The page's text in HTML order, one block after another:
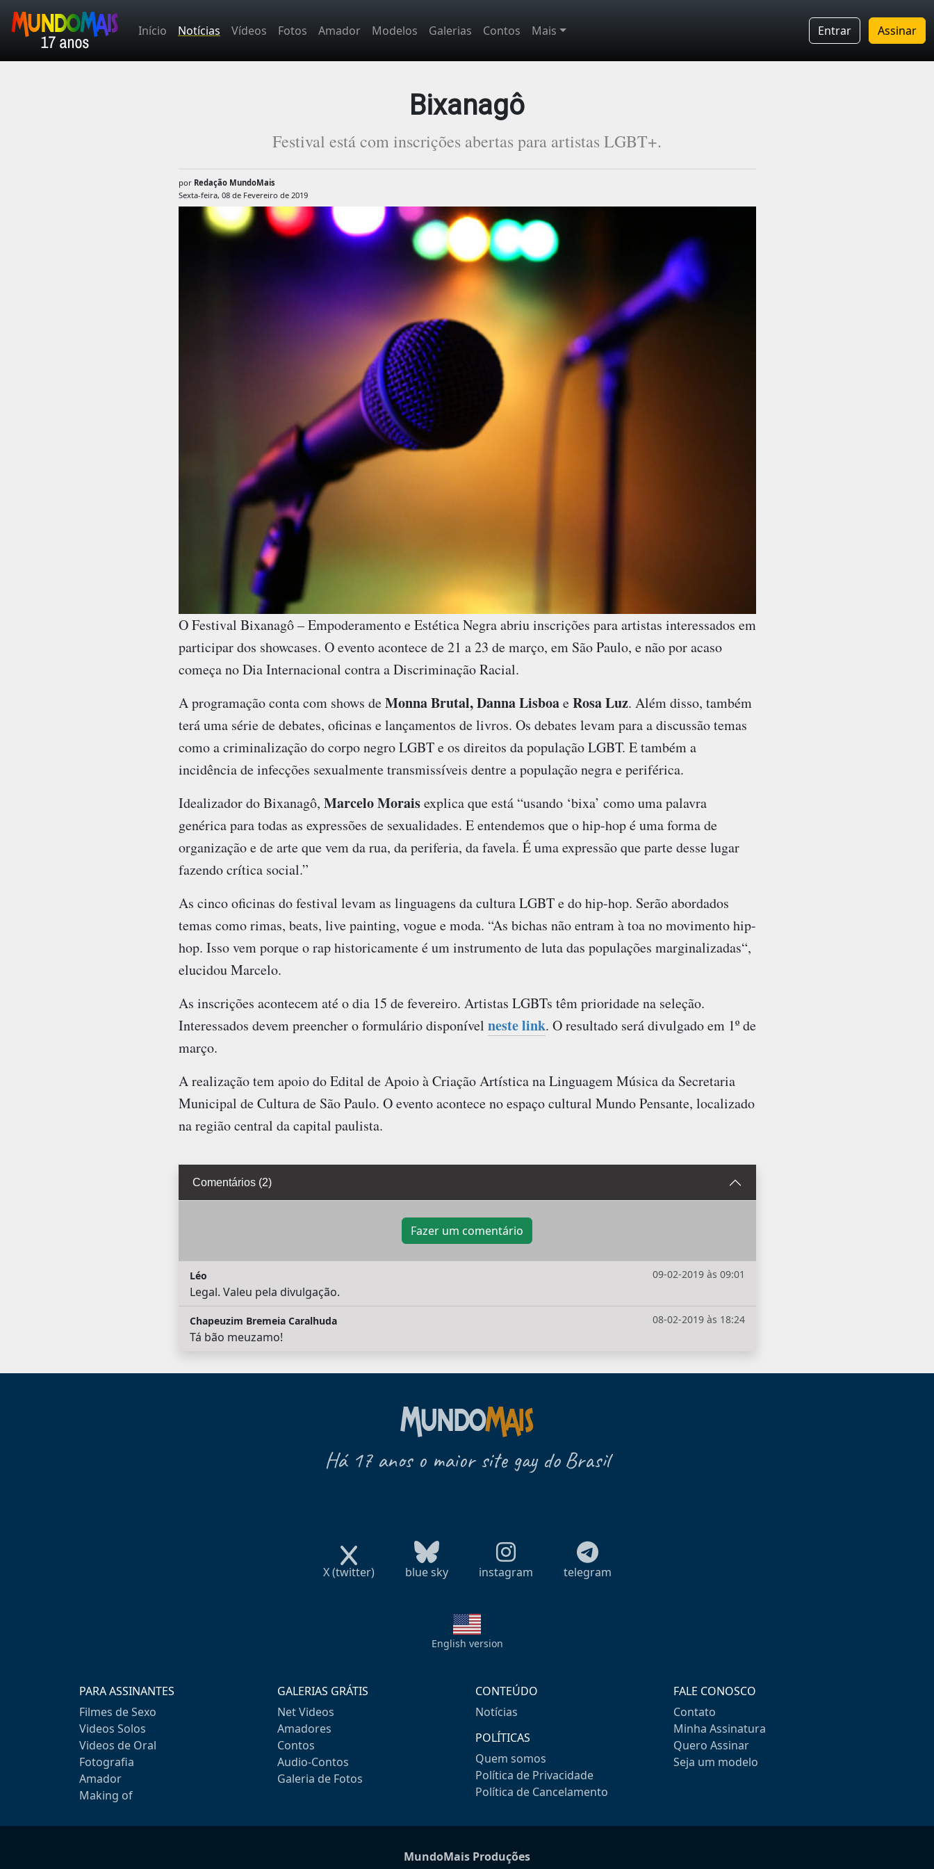
Início Notícias Vídeos Fotos Amador Modelos Galerias Contos Mais Entrar Assinar
Bixanagô
Festival está com inscrições abertas para artistas LGBT+.
por Redação MundoMais
Sexta-feira, 08 de Fevereiro de 2019
O Festival Bixanagô – Empoderamento e Estética Negra abriu inscrições para artistas interessados em
participar dos showcases. O evento acontece de 21 a 23 de março, em São Paulo, e não por acaso
começa no Dia Internacional contra a Discriminação Racial.
A programação conta com shows deMonna Brutal, Danna LisboaeRosa Luz. Além disso, também
terá uma série de debates, oficinas e lançamentos de livros. Os debates levam para a discussão temas
como a criminalização do corpo negro LGBT e os direitos da população LGBT. E também a
incidência de infecções sexualmente transmissíveis dentre a população negra e periférica.
Idealizador do Bixanagô, Marcelo Moraisexplica que está “usando ‘bixa’ como uma palavra
genérica para todas as expressões de sexualidades. E entendemos que o hip-hop é uma forma de
organização e de arte que vem da rua, da periferia, da favela. É uma expressão que parte desse lugar
fazendo crítica social.”
As cinco oficinas do festival levam as linguagens da cultura LGBT e do hip-hop. Serão abordados
temas como rimas, beats, live painting, vogue e moda. “As bichas não entram à toa no movimento hip-
hop. Isso vem porque o rap historicamente é um instrumento de luta das populações marginalizadas“,
elucidou Marcelo.
As inscrições acontecem até o dia 15 de fevereiro. Artistas LGBTs têm prioridade na seleção.
Interessados devem preencher o formulário disponível neste link. O resultado será divulgado em 1º de
março.
A realização tem apoio do Edital de Apoio à Criação Artística na Linguagem Música da Secretaria
Municipal de Cultura de São Paulo. O evento acontece no espaço cultural Mundo Pensante, localizado
na região central da capital paulista.
Comentários (2)
Fazer um comentário
09-02-2019 às 09:01
Léo
Legal. Valeu pela divulgação.
08-02-2019 às 18:24
Chapeuzim Bremeia Caralhuda
Tá bão meuzamo!
Há 17 anos o maior site gay do Brasil
X (twitter) blue sky instagram telegram
English version
PARA ASSINANTES
Filmes de Sexo
Videos Solos
Videos de Oral
Fotografia
Amador
Making of
GALERIAS GRÁTIS
Net Videos
Amadores
Contos
Audio-Contos
Galeria de Fotos
CONTEÚDO
Notícias
POLÍTICAS
Quem somos
Política de Privacidade
Política de Cancelamento
FALE CONOSCO
Contato
Minha Assinatura
Quero Assinar
Seja um modelo
MundoMais Produções